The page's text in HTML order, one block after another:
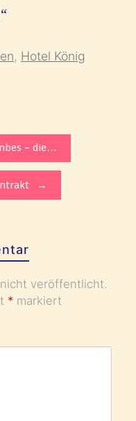
, Hotel König
– die…
→
veröffentlicht.
* markiert